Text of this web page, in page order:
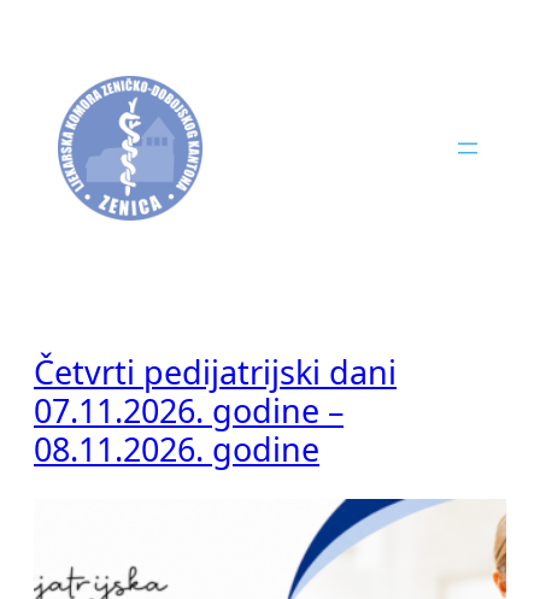
Četvrti pedijatrijski dani
07.11.2026. godine –
08.11.2026. godine